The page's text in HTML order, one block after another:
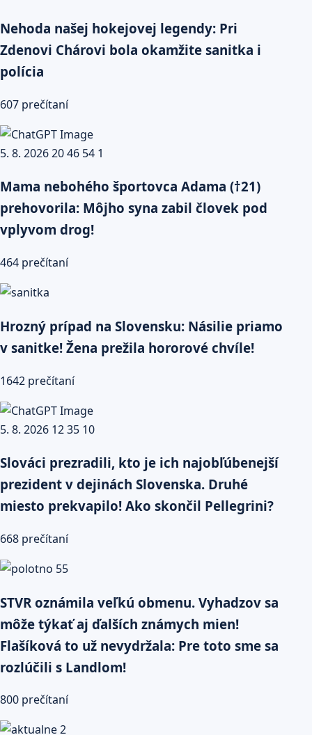
Nehoda našej hokejovej legendy: Pri
Zdenovi Chárovi bola okamžite sanitka i
polícia
607 prečítaní
Mama nebohého športovca Adama (†21)
prehovorila: Môjho syna zabil človek pod
vplyvom drog!
464 prečítaní
Hrozný prípad na Slovensku: Násilie priamo
v sanitke! Žena prežila hororové chvíle!
1642 prečítaní
Slováci prezradili, kto je ich najobľúbenejší
prezident v dejinách Slovenska. Druhé
miesto prekvapilo! Ako skončil Pellegrini?
668 prečítaní
STVR oznámila veľkú obmenu. Vyhadzov sa
môže týkať aj ďalších známych mien!
Flašíková to už nevydržala: Pre toto sme sa
rozlúčili s Landlom!
800 prečítaní